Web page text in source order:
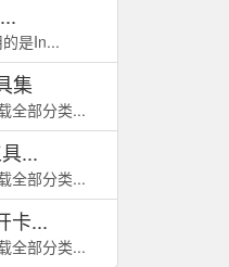
是In...
集
全部分类...
...
全部分类...
卡...
全部分类...